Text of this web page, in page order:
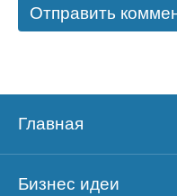
Главная
Бизнес идеи